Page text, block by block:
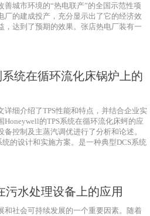
善城市环境的“热电联产”的全国示范性项
厂的建成投产，充分显示出了它的经济效
，达到了预期的效果。张店热电厂装有一
系统在循环流化床锅炉上的
详细介绍了TPS性能和特点，并结合企业实
Honeywell的TPS系统在循环流化床蚵的应
备控制及主蒸汽调优进行了分析和论述。
统的设计和实施方案。是一种典型DCS系统
污水处理设备上的应用
和社会可持续发展的一个重要因素。随着